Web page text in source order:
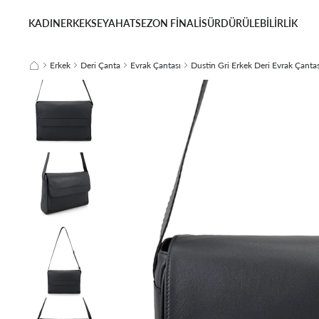
KADINERKEKSEYAHATSEZON FİNALİSÜRDÜRÜLEBİLİRLİK
Erkek Deri Çanta Evrak Çantası Dustin Gri Erkek Deri Evrak